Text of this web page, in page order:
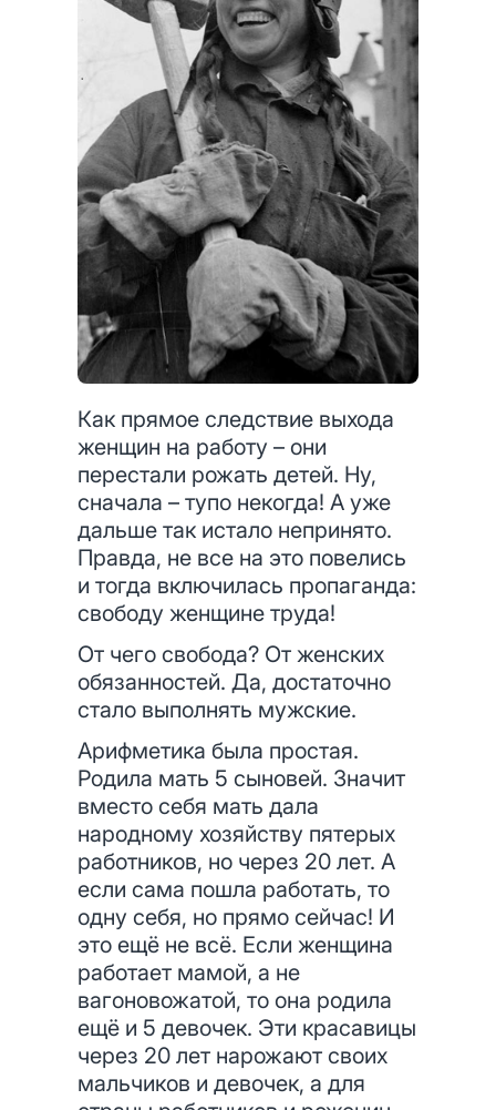
Как прямое следствие выхода
женщин на работу – они
перестали рожать детей. Ну,
сначала – тупо некогда! А уже
дальше так истало непринято.
Правда, не все на это повелись
и тогда включилась пропаганда:
свободу женщине труда!
От чего свобода? От женских
обязанностей. Да, достаточно
стало выполнять мужские.
Арифметика была простая.
Родила мать 5 сыновей. Значит
вместо себя мать дала
народному хозяйству пятерых
работников, но через 20 лет. А
если сама пошла работать, то
одну себя, но прямо сейчас! И
это ещё не всё. Если женщина
работает мамой, а не
вагоновожатой, то она родила
ещё и 5 девочек. Эти красавицы
через 20 лет нарожают своих
мальчиков и девочек, а для